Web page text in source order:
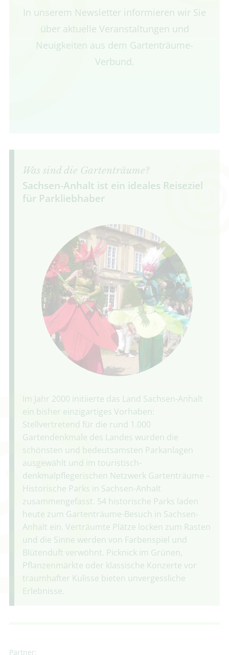
In unserem Newsletter informieren wir Sie
über aktuelle Veranstaltungen und
Neuigkeiten aus dem Gartenträume-
Verbund.
Was sind die Gartenträume?
Sachsen-Anhalt ist ein ideales Reiseziel
für Parkliebhaber
Im Jahr 2000 initiierte das Land Sachsen-Anhalt
ein bisher einzigartiges Vorhaben:
Stellvertretend für die rund 1.000
Gartendenkmale des Landes wurden die
schönsten und bedeutsamsten Parkanlagen
ausgewählt und im touristisch-
denkmalpflegerischen Netzwerk Gartenträume –
Historische Parks in Sachsen-Anhalt
zusammengefasst. 54 historische Parks laden
heute zum Gartenträume-Besuch in Sachsen-
Anhalt ein. Verträumte Plätze locken zum Rasten
und die Sinne werden von Farbenspiel und
Blütenduft verwöhnt. Picknick im Grünen,
Pflanzenmärkte oder klassische Konzerte vor
traumhafter Kulisse bieten unvergessliche
Erlebnisse.
Partner: